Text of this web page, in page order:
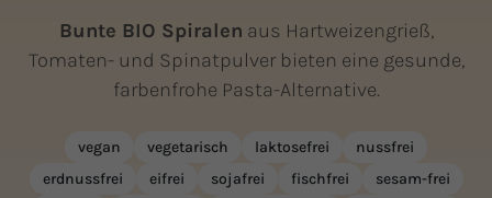
Bunte BIO Spiralen aus Hartweizengrieß,
Tomaten- und Spinatpulver bieten eine gesunde,
farbenfrohe Pasta-Alternative.
vegan vegetarisch laktosefrei
nussfrei
erdnussfrei
eifrei sojafrei fischfrei
sesam-frei